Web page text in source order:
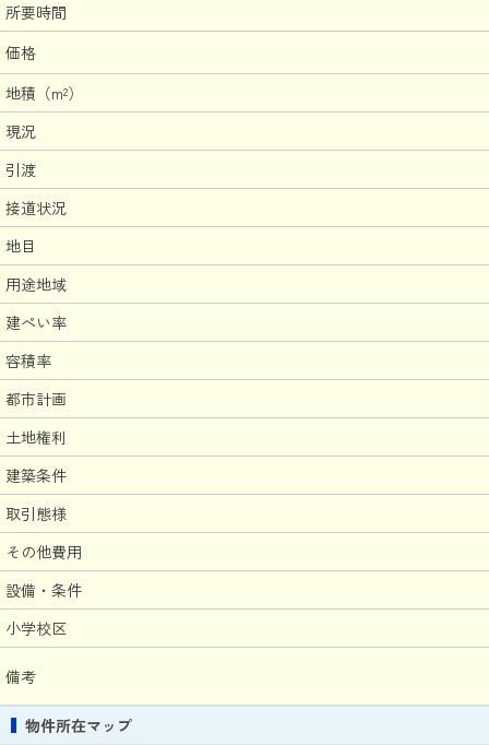
所要時間
価格
地積（m²）
現況
引渡
接道状況
地目
用途地域
建ぺい率
容積率
都市計画
土地権利
建築条件
取引態様
その他費用
設備・条件
小学校区
備考
物件所在マップ